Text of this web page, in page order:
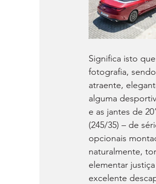
Significa isto
fotografia,
atraente,
alguma
e as jantes de
(245/35) – de
opcionais
naturalmente,
elementar
excelente